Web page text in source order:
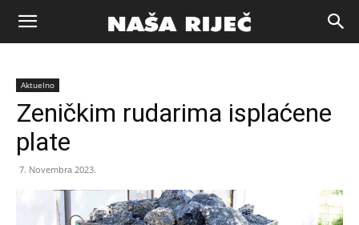
Naša
riječ
Zenica
Aktuelno
Zeničkim rudarima isplaćene
plate
7. Novembra 2023.